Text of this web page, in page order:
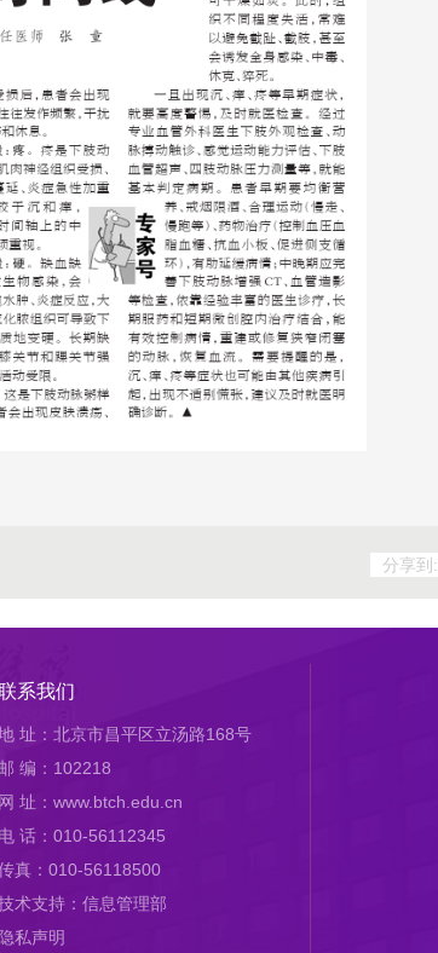
分享到:
系我们
址：北京市昌平区立汤路168号
邮 编：102218
网 址：www.btch.edu.cn
电 话：010-56112345
真：010-56118500
术支持：信息管理部
隐私声明